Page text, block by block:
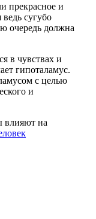
прекрасное и
сугубо
очередь должна
в чувствах и
гипоталамус.
с целью
и
влияют на